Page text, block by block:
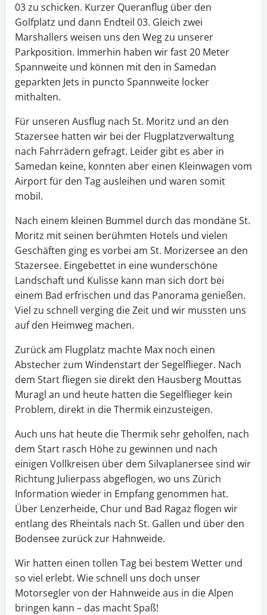
03 zu schicken. Kurzer Queranflug über den
Golfplatz und dann Endteil 03. Gleich zwei
Marshallers weisen uns den Weg zu unserer
Parkposition. Immerhin haben wir fast 20 Meter
Spannweite und können mit den in Samedan
geparkten Jets in puncto Spannweite locker
mithalten.
Für unseren Ausflug nach St. Moritz und an den
Stazersee hatten wir bei der Flugplatzverwaltung
nach Fahrrädern gefragt. Leider gibt es aber in
Samedan keine, konnten aber einen Kleinwagen vom
Airport für den Tag ausleihen und waren somit
mobil.
Nach einem kleinen Bummel durch das mondäne St.
Moritz mit seinen berühmten Hotels und vielen
Geschäften ging es vorbei am St. Morizersee an den
Stazersee. Eingebettet in eine wunderschöne
Landschaft und Kulisse kann man sich dort bei
einem Bad erfrischen und das Panorama genießen.
Viel zu schnell verging die Zeit und wir mussten uns
auf den Heimweg machen.
Zurück am Flugplatz machte Max noch einen
Abstecher zum Windenstart der Segelflieger. Nach
dem Start fliegen sie direkt den Hausberg Mouttas
Muragl an und heute hatten die Segelflieger kein
Problem, direkt in die Thermik einzusteigen.
Auch uns hat heute die Thermik sehr geholfen, nach
dem Start rasch Höhe zu gewinnen und nach
einigen Vollkreisen über dem Silvaplanersee sind wir
Richtung Julierpass abgeflogen, wo uns Zürich
Information wieder in Empfang genommen hat.
Über Lenzerheide, Chur und Bad Ragaz flogen wir
entlang des Rheintals nach St. Gallen und über den
Bodensee zurück zur Hahnweide.
Wir hatten einen tollen Tag bei bestem Wetter und
so viel erlebt. Wie schnell uns doch unser
Motorsegler von der Hahnweide aus in die Alpen
bringen kann – das macht Spaß!